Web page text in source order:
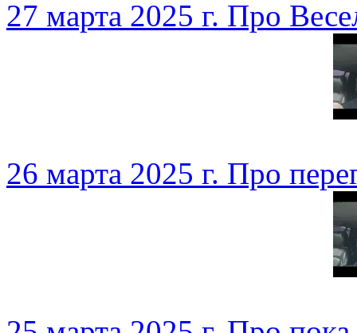
27 марта 2025 г. Про
26 марта 2025 г. Про